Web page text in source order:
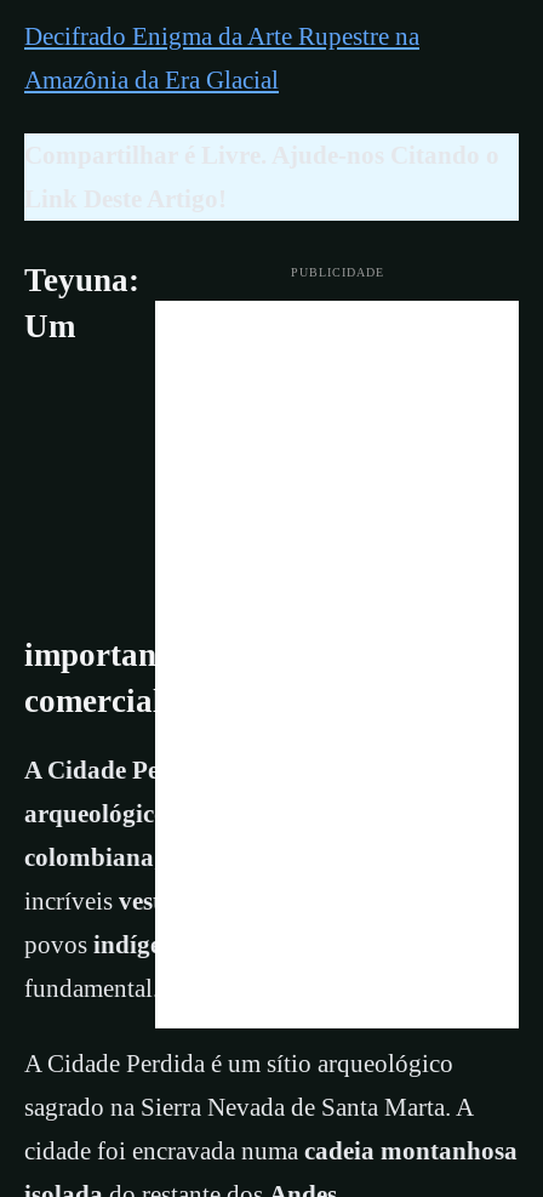
Decifrado Enigma da Arte Rupestre na
Amazônia da Era Glacial
PUBLICIDADE
Teyuna:
Um
importante centro cultural e
comercial há 650 anos
A Cidade Perdida de Teyuna é um sítio
arqueológico
colombiana
incríveis vestígios
povos indígenas
fundamental.
A Cidade Perdida é um sítio arqueológico
sagrado na Sierra Nevada de Santa Marta. A
cidade foi encravada numa cadeia montanhosa